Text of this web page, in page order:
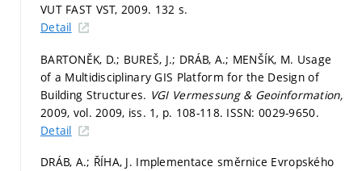
VUT FAST VST, 2009. 132 s.
Detail
BARTONĚK, D.; BUREŠ, J.; DRÁB, A.; MENŠÍK, M. Usage
of a Multidisciplinary GIS Platform for the Design of
Building Structures. VGI Vermessung & Geoinformation,
2009, vol. 2009, iss. 1, p. 108-118. ISSN: 0029-9650.
Detail
DRÁB, A.; ŘÍHA, J. Implementace směrnice Evropského